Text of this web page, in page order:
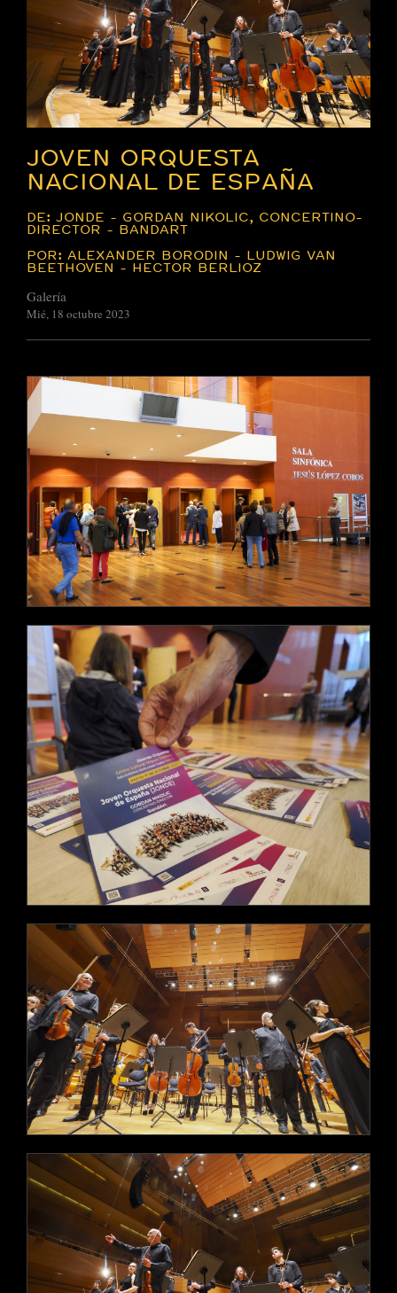
JOVEN ORQUESTA
NACIONAL DE ESPAÑA
DE: JONDE - GORDAN NIKOLIC, CONCERTINO-
DIRECTOR - BANDART
POR: ALEXANDER BORODIN - LUDWIG VAN
BEETHOVEN - HECTOR BERLIOZ
Galería
Mié, 18 octubre 2023